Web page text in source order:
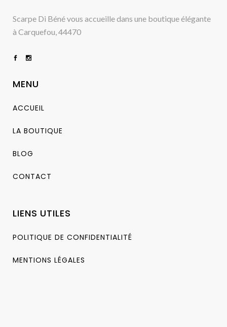
Scarpe Di Béné vous accueille dans une boutique élégante
à Carquefou, 44470
MENU
ACCUEIL
LA BOUTIQUE
BLOG
CONTACT
LIENS UTILES
POLITIQUE DE CONFIDENTIALITÉ
MENTIONS LÉGALES